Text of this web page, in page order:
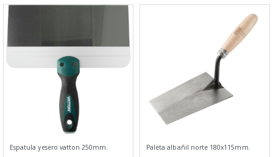
Espatula yesero vatton 250mm. Paleta albañil norte 180x115mm.